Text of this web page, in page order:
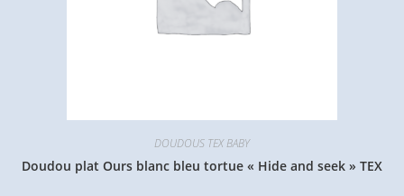
DOUDOUS TEX BABY
Doudou plat Ours blanc bleu tortue « Hide and seek » TEX